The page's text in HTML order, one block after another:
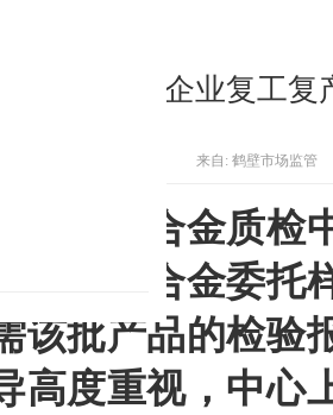
帮扶镁企业复工
来自: 鹤壁市场监管
镁及镁合金质
军工镁合金委
该批产品的检验
高度重视，中心